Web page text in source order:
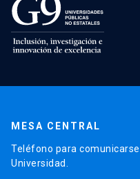
MESA CENTRAL
Teléfono para
Universidad.